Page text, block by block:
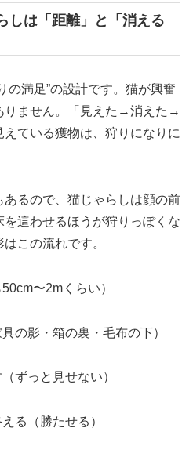
しは「距離」と「消える
の満足”の設計です。猫が興奮
りません。「見えた→消えた→
ている獲物は、狩りになりに
るので、猫じゃらしは顔の前
這わせるほうが狩りっぽくな
この流れです。
〜2mくらい）
の影・箱の裏・毛布の下）
ずっと見せない）
る（勝たせる）